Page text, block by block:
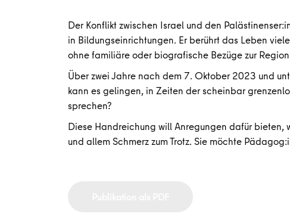
Der Konflikt zwischen Israel und den
in Bildungseinrichtungen. Er berührt das Leben
ohne familiäre oder biografische Bezüge zur
Über zwei Jahre nach dem 7. Oktober 2023 und
kann es gelingen, in Zeiten der scheinbar
sprechen?
Diese Handreichung will Anregungen dafür bieten,
und allem Schmerz zum Trotz. Sie möchte